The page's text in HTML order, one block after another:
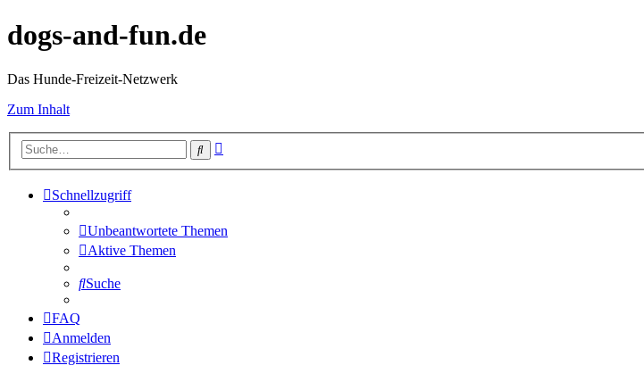
dogs-and-fun.de
Das Hunde-Freizeit-Netzwerk
Zum Inhalt
Suche
Schnellzugriff
Unbeantwortete Themen
Aktive Themen
Suche
FAQ
Anmelden
Registrieren